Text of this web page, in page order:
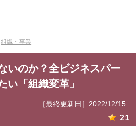
組織・事業
いのか？全ビジネスパー
い「組織変革」
［最終更新日］2022/12/15
21